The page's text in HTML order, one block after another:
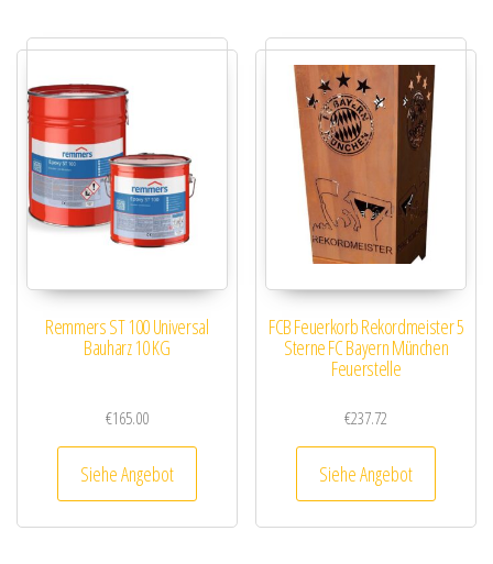
Remmers ST 100 Universal
Bauharz 10 KG
€165.00
Siehe Angebot
FCB Feuerkorb Rekordmeister 5
Sterne FC Bayern München
Feuerstelle
€237.72
Siehe Angebot